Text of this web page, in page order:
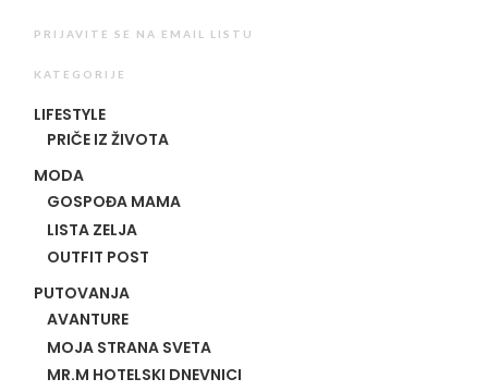
PRIJAVITE SE NA EMAIL LISTU
KATEGORIJE
LIFESTYLE
PRIČE IZ ŽIVOTA
MODA
GOSPOĐA MAMA
LISTA ZELJA
OUTFIT POST
PUTOVANJA
AVANTURE
MOJA STRANA SVETA
MR.M HOTELSKI DNEVNICI